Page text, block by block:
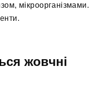
мікроорганізмами.
жовчні